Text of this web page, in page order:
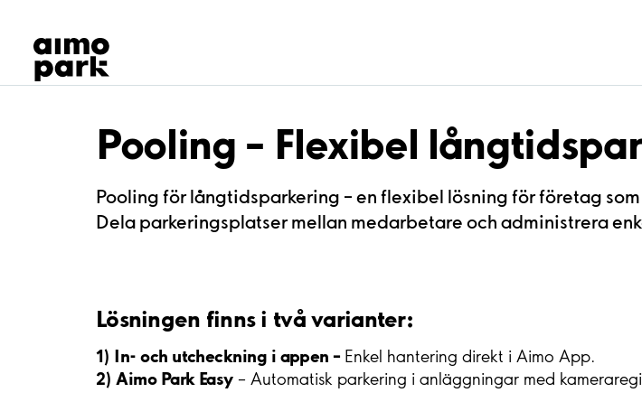
Hitta parkering
Samarbete
Kundservice
Om Aimo Park
Pooling – Flexibel
Pooling för långtidsparkering – en flexibel lösning för företag
Dela parkeringsplatser mellan medarbetare och administrera
Lösningen finns i två varianter:
1) In- och utcheckning i appen – Enkel hantering direkt i Aimo App.
2) Aimo Park Easy– Automatisk parkering i anläggningar med